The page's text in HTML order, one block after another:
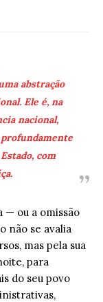
abstração
Ele é, na
nacional,
com
— ou a omissão
não se avalia
mas pela sua
para
do seu povo